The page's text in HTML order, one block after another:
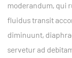
moderandum, qui
fluidus transit
diminuunt,
servetur ad